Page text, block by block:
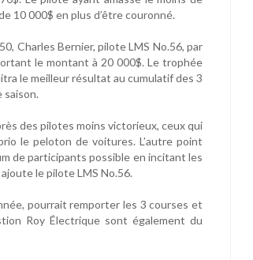
10 000$ en plus d’être couronné.
Charles Bernier, pilote LMS No.56, par
le montant à 20 000$. Le trophée
le meilleur résultat au cumulatif des 3
saison.
des pilotes moins victorieux, ceux qui
le peloton de voitures. L’autre point
de participants possible en incitant les
le pilote LMS No.56.
pourrait remporter les 3 courses et
Roy Électrique sont également du